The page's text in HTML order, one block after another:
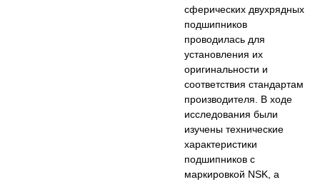
сферических двухрядных
подшипников
проводилась для
установления их
оригинальности и
соответствия стандартам
производителя. В ходе
исследования были
изучены технические
характеристики
подшипников с
маркировкой NSK, а